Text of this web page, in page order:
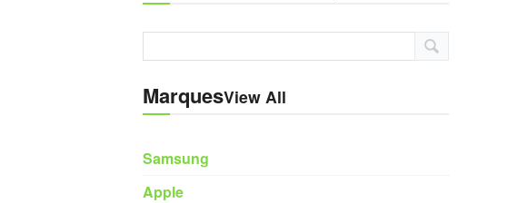
MarquesView All
Samsung
Apple